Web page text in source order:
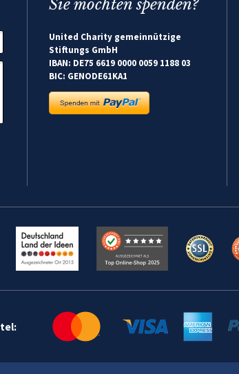
Sie möchten spenden?
United Charity gemeinnützige
Stiftungs GmbH
IBAN: DE75 6619 0000 0059 1188 03
BIC: GENODE61KA1